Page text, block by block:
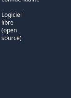
Logiciel
libre
(open
source)